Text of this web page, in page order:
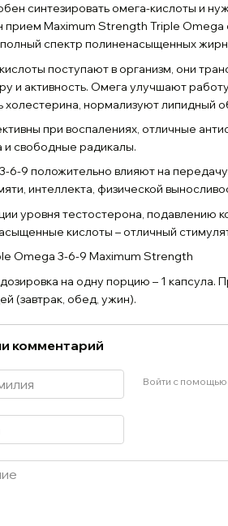
синтезировать омега-кислоты и
прием Maximum Strength Triple
спектр полиненасыщенных
поступают в организм, они
и активность. Омега улучшают работу
нормализуют липидный
при воспалениях, отличные
свободные радикалы.
6-9 положительно влияют на
интеллекта, физической
уровня тестостерона, подавлению
кислоты – отличный
Omega 3-6-9 Maximum Strength
на одну порцию – 1 капсула.
(завтрак, обед, ужин).
комментарий
Войти с помощью